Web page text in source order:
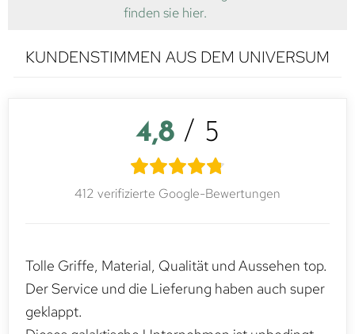
finden sie hier.
KUNDENSTIMMEN AUS DEM UNIVERSUM
4,8 / 5
412 verifizierte Google-Bewertungen
Tolle Griffe, Material, Qualität und Aussehen top.
Der Service und die Lieferung haben auch super
geklappt.